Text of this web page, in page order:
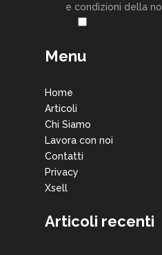
e condizioni della
Menu
Home
Articoli
Chi Siamo
Lavora con noi
Contatti
Privacy
Xsell
Articoli recenti